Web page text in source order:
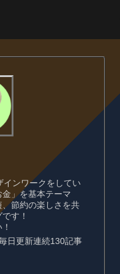
インワークをしてい
」を基本テーマ
節約の楽しさを共
す！
日更新連続130記事